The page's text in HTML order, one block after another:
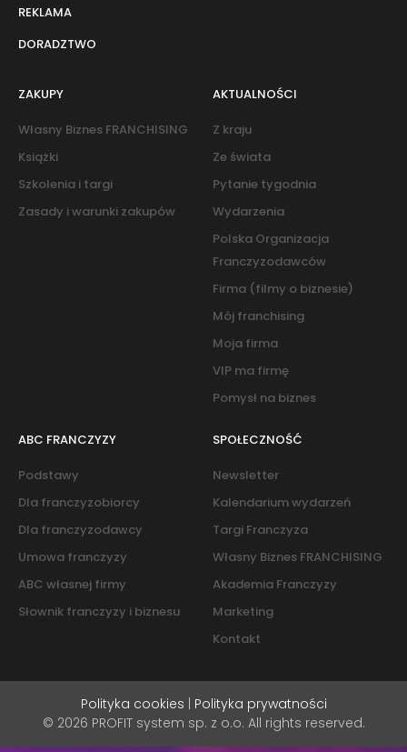
REKLAMA
DORADZTWO
ZAKUPY
Własny Biznes FRANCHISING
Książki
Szkolenia i targi
Zasady i warunki zakupów
AKTUALNOŚCI
Z kraju
Ze świata
Pytanie tygodnia
Wydarzenia
Polska Organizacja
Franczyzodawców
Firma (filmy o biznesie)
Mój franchising
Moja firma
VIP ma firmę
Pomysł na biznes
ABC FRANCZYZY
Podstawy
Dla franczyzobiorcy
Dla franczyzodawcy
Umowa franczyzy
ABC własnej firmy
Słownik franczyzy i biznesu
SPOŁECZNOŚĆ
Newsletter
Kalendarium wydarzeń
Targi Franczyza
Własny Biznes FRANCHISING
Akademia Franczyzy
Marketing
Kontakt
Polityka cookies | Polityka prywatności
© 2026 PROFIT system sp. z o.o. All rights reserved.